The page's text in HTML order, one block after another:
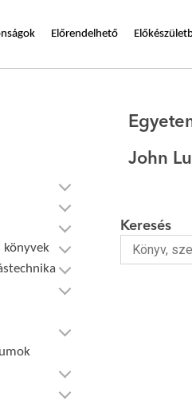
Előrendelhető
könyvek
John
Keresés